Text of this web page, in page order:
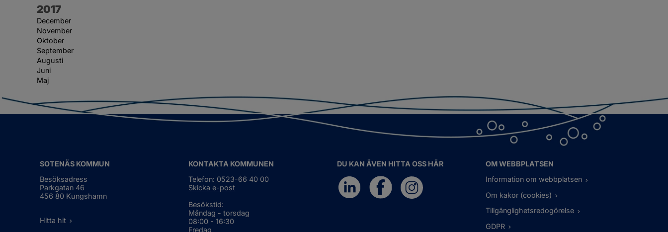
År:
2017
December
November
Oktober
September
Augusti
Juni
Maj
SOTENÄS KOMMUN
Besöksadress
Parkgatan 46
456 80 Kungshamn
Hitta hit
KONTAKTA KOMMUNEN
Telefon: 0523-66 40 00
Skicka e-post
Besökstid:
Måndag - torsdag
08:00 - 16:30
Fredag
DU KAN ÄVEN HITTA OSS HÄR
OM WEBBPLATSEN
Information om webbplatsen
Om kakor (cookies)
Tillgänglighetsredogörelse
GDPR